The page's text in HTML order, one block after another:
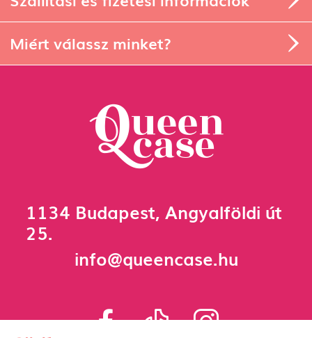
Miért válassz minket?
1134 Budapest, Angyalföldi út
25.
info@queencase.hu